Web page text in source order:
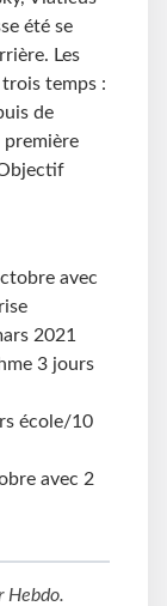
été se
Les
temps :
de
première
avec
2021
3 jours
école/10
avec 2
Hebdo.